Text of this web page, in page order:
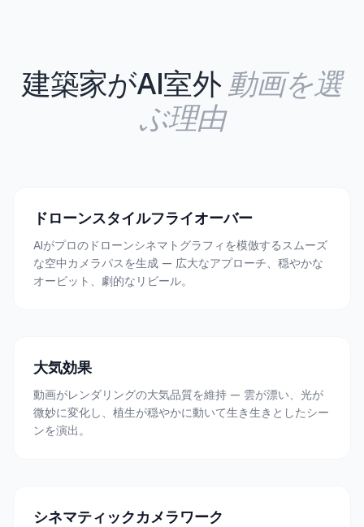
建築家がAI室外 動画を選
ぶ理由
ドローンスタイルフライオーバー
AIがプロのドローンシネマトグラフィを模倣するスムーズ
な空中カメラパスを生成 — 広大なアプローチ、穏やかな
オービット、劇的なリビール。
大気効果
動画がレンダリングの大気品質を維持 — 雲が漂い、光が
微妙に変化し、植生が穏やかに動いて生き生きとしたシー
ンを演出。
シネマティックカメラワーク